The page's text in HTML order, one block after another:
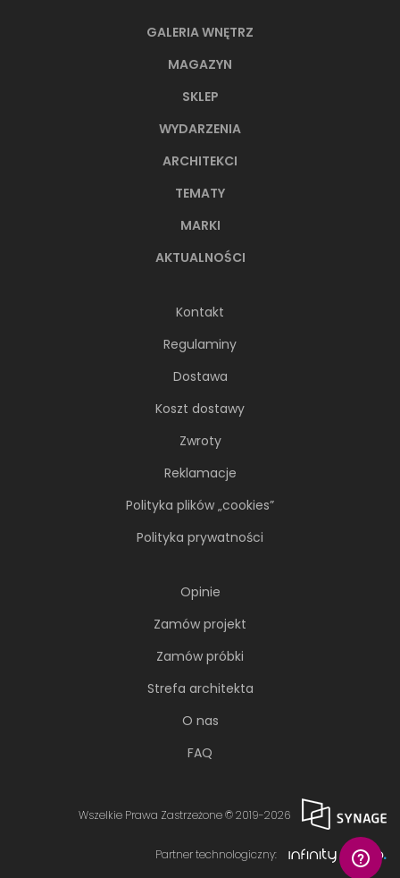
GALERIA WNĘTRZ
MAGAZYN
SKLEP
WYDARZENIA
ARCHITEKCI
TEMATY
MARKI
AKTUALNOŚCI
Kontakt
Regulaminy
Dostawa
Koszt dostawy
Zwroty
Reklamacje
Polityka plików „cookies”
Polityka prywatności
Opinie
Zamów projekt
Zamów próbki
Strefa architekta
O nas
FAQ
Wszelkie Prawa Zastrzeżone © 2019-2026
Partner technologiczny: